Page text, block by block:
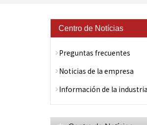
Centro de Notícias
Preguntas frecuentes
Noticias de la empresa
Información de la industria